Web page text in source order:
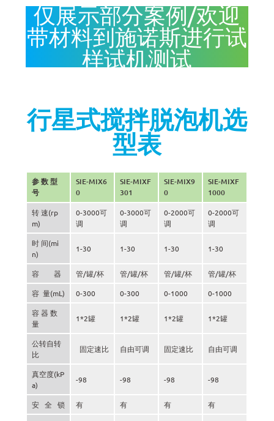
仅展示部分案例/欢迎
带材料到施诺斯进行试
样试机测试
行星式搅拌脱泡机选
型表
参 数 型
号
SIE-MIX6
0
SIE-MIXF
301
SIE-MIX9
0
SIE-MIXF
1000
转 速(rp
m)
0-3000可
调
0-3000可
调
0-2000可
调
0-2000可
调
时 间(mi
n)
1-30 1-30 1-30 1-30
容 器 管/罐/杯 管/罐/杯 管/罐/杯
管/罐/杯
容 量(mL)
0-300 0-300 0-1000
0-1000
容 器 数
量
1*2罐 1*2罐 1*2罐 1*2罐
公转自转
比
固定速比 自由可调 固定速比 自由可调
真空度(kP
a)
-98 -98 -98 -98
安 全 锁 有 有 有
有